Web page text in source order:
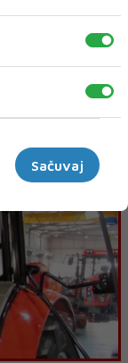
najavljene
Sačuvaj